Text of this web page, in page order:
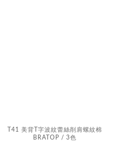
T41 美背T字波紋蕾絲削肩螺紋棉
BRATOP / 3色